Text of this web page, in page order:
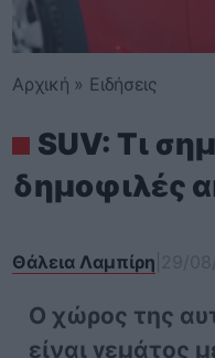
Αρχική » Ειδήσεις
SUV: Τι
δημοφιλές
Θάλεια Λαμπίρη
Ο χώρος της
είναι γεμάτος